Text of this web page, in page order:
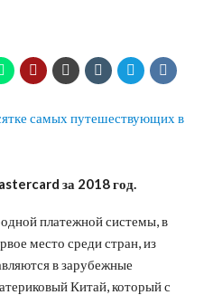
за 2018 год.
платежной системы, в
место среди стран, из
в зарубежные
Китай, который с